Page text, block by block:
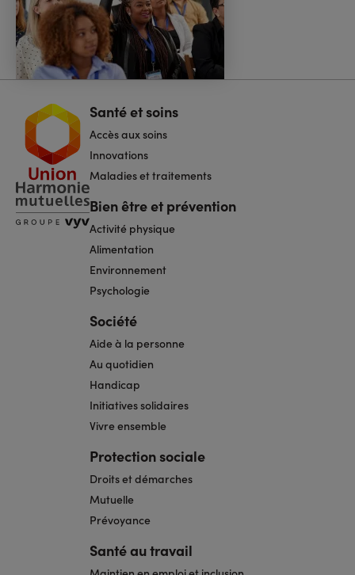
Navigation
de
page
Santé et soins
Accès aux soins
Innovations
Maladies et traitements
Bien être et prévention
Activité physique
Alimentation
Environnement
Psychologie
Société
Aide à la personne
Au quotidien
Handicap
Initiatives solidaires
Vivre ensemble
Protection sociale
Droits et démarches
Mutuelle
Prévoyance
Santé au travail